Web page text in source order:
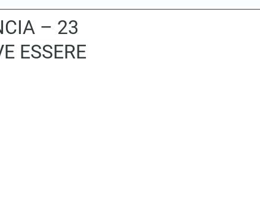
– 23
ESSERE